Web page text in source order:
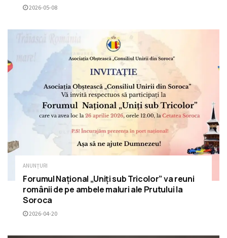
2026-05-08
ANUNȚURI
Forumul Național „Uniți sub Tricolor” va reuni
românii de pe ambele maluri ale Prutului la
Soroca
2026-04-20